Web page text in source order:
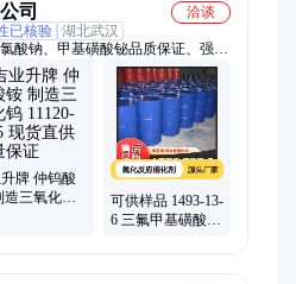
司
洽谈
已核验 湖北武汉
酸钠、甲基磺酸铋品质保证、强氯
白胨
牌 仲钨酸
三氧化钨
可供样品 1493-13-
6 三氟甲基磺酸